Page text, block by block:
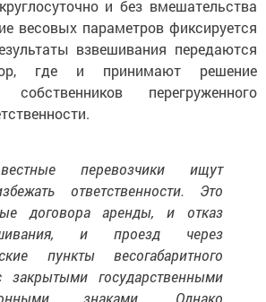
весовых параметров фиксируется
взвешивания передаются
где и принимают решение
перегруженного
перевозчики ищут
ответственности. Это
договора аренды, и отказ
и проезд через
пункты весогабаритного
закрытыми государственными
знаками. Однако